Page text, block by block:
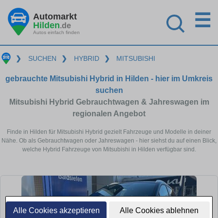
Alle Cookies akzeptieren Alle Cookies ablehnen
Automarkt
Hilden.de
Autos einfach finden
☰
❯ SUCHEN ❯ HYBRID ❯ MITSUBISHI
gebrauchte Mitsubishi Hybrid in Hilden - hier im Umkreis
suchen
Mitsubishi Hybrid Gebrauchtwagen & Jahreswagen im
regionalen Angebot
Finde in Hilden für Mitsubishi Hybrid gezielt Fahrzeuge und Modelle in deiner
Nähe. Ob als Gebrauchtwagen oder Jahreswagen - hier siehst du auf einen Blick,
welche Hybrid Fahrzeuge von Mitsubishi in Hilden verfügbar sind.